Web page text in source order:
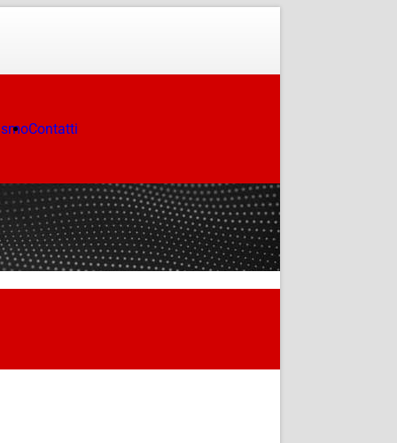
Contatti